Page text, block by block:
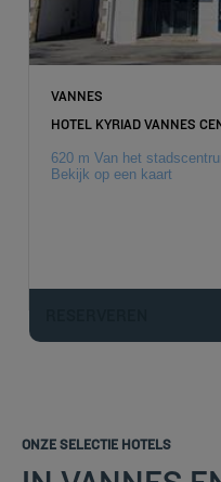
VANNES
HOTEL KYRIAD VANNES
620 m Van het
Bekijk op een kaart
ONZE SELECTIE HOTELS